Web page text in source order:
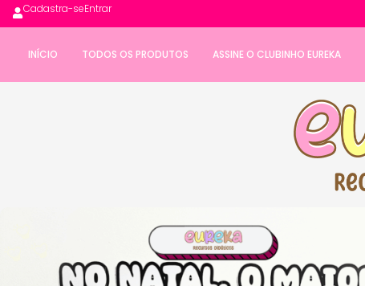
Cadastra-seEntrar
INÍCIO TODOS OS PRODUTOS ASSINE O CLUBINHO EUREKA